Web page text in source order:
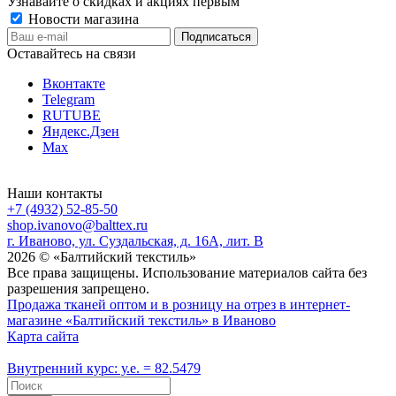
Новости магазина
Оставайтесь на связи
Вконтакте
Telegram
RUTUBE
Яндекс.Дзен
Max
Наши контакты
+7 (4932) 52-85-50
shop.ivanovo@balttex.ru
г. Иваново, ул. Суздальская, д. 16А, лит. В
2026 © «Балтийский текстиль»
Все права защищены. Использование материалов сайта без
разрешения запрещено.
Продажа тканей оптом и в розницу на отрез в интернет-
магазине «Балтийский текстиль» в Иваново
Карта сайта
Внутренний курс: у.е. = 82.5479